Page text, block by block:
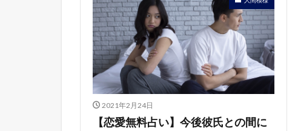
2021年2月24日
【恋愛無料占い】今後彼氏との間に